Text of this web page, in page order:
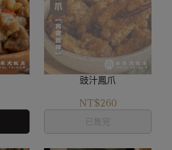
豉汁鳳爪
NT$260
已售完